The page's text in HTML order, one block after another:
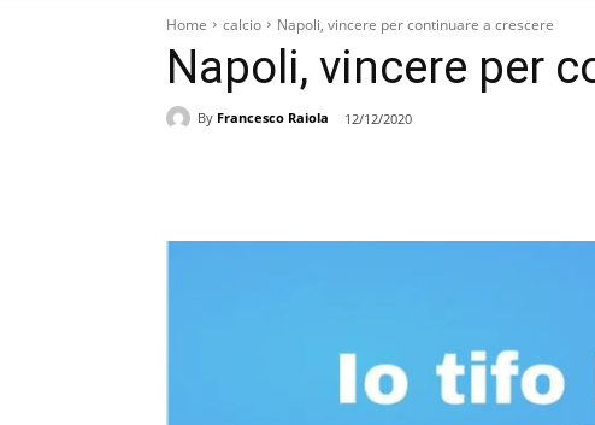
Home calcio Napoli, vincere per continuare a crescere
Napoli, vincere per
By Francesco Raiola 12/12/2020